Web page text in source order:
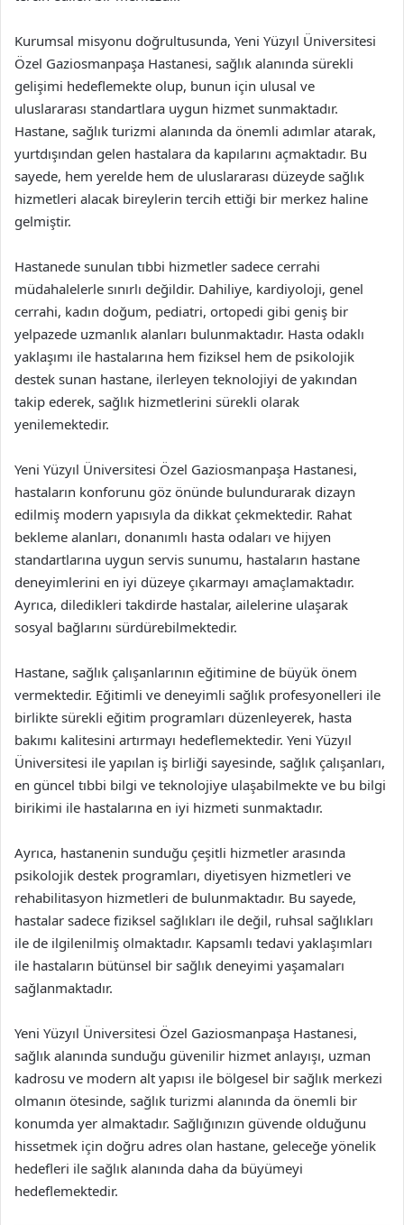
Kurumsal misyonu doğrultusunda, Yeni Yüzyıl Üniversitesi
Özel Gaziosmanpaşa Hastanesi, sağlık alanında sürekli
gelişimi hedeflemekte olup, bunun için ulusal ve
uluslararası standartlara uygun hizmet sunmaktadır.
Hastane, sağlık turizmi alanında da önemli adımlar atarak,
yurtdışından gelen hastalara da kapılarını açmaktadır. Bu
sayede, hem yerelde hem de uluslararası düzeyde sağlık
hizmetleri alacak bireylerin tercih ettiği bir merkez haline
gelmiştir.
Hastanede sunulan tıbbi hizmetler sadece cerrahi
müdahalelerle sınırlı değildir. Dahiliye, kardiyoloji, genel
cerrahi, kadın doğum, pediatri, ortopedi gibi geniş bir
yelpazede uzmanlık alanları bulunmaktadır. Hasta odaklı
yaklaşımı ile hastalarına hem fiziksel hem de psikolojik
destek sunan hastane, ilerleyen teknolojiyi de yakından
takip ederek, sağlık hizmetlerini sürekli olarak
yenilemektedir.
Yeni Yüzyıl Üniversitesi Özel Gaziosmanpaşa Hastanesi,
hastaların konforunu göz önünde bulundurarak dizayn
edilmiş modern yapısıyla da dikkat çekmektedir. Rahat
bekleme alanları, donanımlı hasta odaları ve hijyen
standartlarına uygun servis sunumu, hastaların hastane
deneyimlerini en iyi düzeye çıkarmayı amaçlamaktadır.
Ayrıca, diledikleri takdirde hastalar, ailelerine ulaşarak
sosyal bağlarını sürdürebilmektedir.
Hastane, sağlık çalışanlarının eğitimine de büyük önem
vermektedir. Eğitimli ve deneyimli sağlık profesyonelleri ile
birlikte sürekli eğitim programları düzenleyerek, hasta
bakımı kalitesini artırmayı hedeflemektedir. Yeni Yüzyıl
Üniversitesi ile yapılan iş birliği sayesinde, sağlık çalışanları,
en güncel tıbbi bilgi ve teknolojiye ulaşabilmekte ve bu bilgi
birikimi ile hastalarına en iyi hizmeti sunmaktadır.
Ayrıca, hastanenin sunduğu çeşitli hizmetler arasında
psikolojik destek programları, diyetisyen hizmetleri ve
rehabilitasyon hizmetleri de bulunmaktadır. Bu sayede,
hastalar sadece fiziksel sağlıkları ile değil, ruhsal sağlıkları
ile de ilgilenilmiş olmaktadır. Kapsamlı tedavi yaklaşımları
ile hastaların bütünsel bir sağlık deneyimi yaşamaları
sağlanmaktadır.
Yeni Yüzyıl Üniversitesi Özel Gaziosmanpaşa Hastanesi,
sağlık alanında sunduğu güvenilir hizmet anlayışı, uzman
kadrosu ve modern alt yapısı ile bölgesel bir sağlık merkezi
olmanın ötesinde, sağlık turizmi alanında da önemli bir
konumda yer almaktadır. Sağlığınızın güvende olduğunu
hissetmek için doğru adres olan hastane, geleceğe yönelik
hedefleri ile sağlık alanında daha da büyümeyi
hedeflemektedir.